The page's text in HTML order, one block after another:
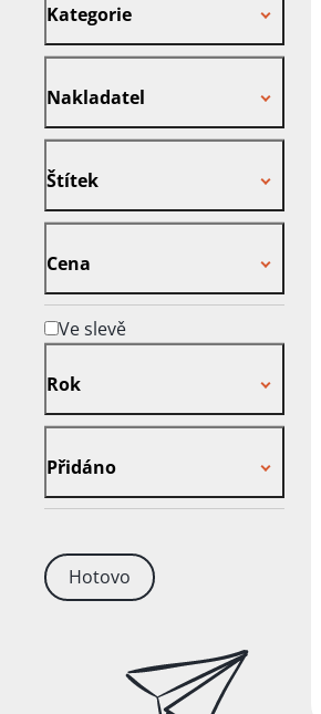
Kategorie
Nakladatel
Štítek
Cena
Ve slevě
Rok
Přidáno
Hotovo